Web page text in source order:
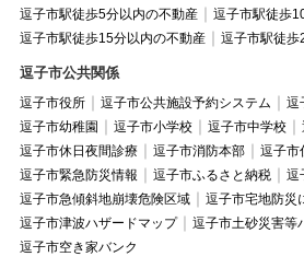
逗子市駅徒歩5分以内の不動産
逗子市駅徒歩
逗子市駅徒歩15分以内の不動産
逗子市駅徒歩
逗子市公共関係
逗子市役所 逗子市公共施設予約システム
逗
逗子市幼稚園
逗子市小学校 逗子市中学校
逗子市休日夜間診療
逗子市消防本部
逗子市
逗子市緊急防災情報
逗子市ふるさと納税
逗
逗子市急傾斜地崩壊危険区域
逗子市宅地防災
逗子市津波ハザードマップ
逗子市土砂災害等
逗子市空き家バンク